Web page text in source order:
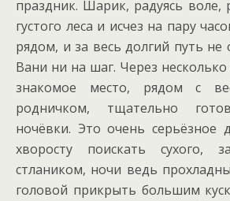
праздник. Шарик, радуясь воле,
густого леса и исчез на пару
рядом, и за весь долгий путь не
Вани ни на шаг. Через
знакомое место, рядом с
родничком, тщательно
ночёвки. Это очень серьёзное
хворосту поискать сухого,
стлаником, ночи ведь
головой прикрыть большим